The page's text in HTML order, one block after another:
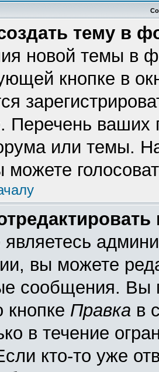
тему в
новой темы в
кнопке в
Перечень ваших
или темы.
вы можете
сообщения. Вы
кнопке Правка в
в течение
кто-то уже